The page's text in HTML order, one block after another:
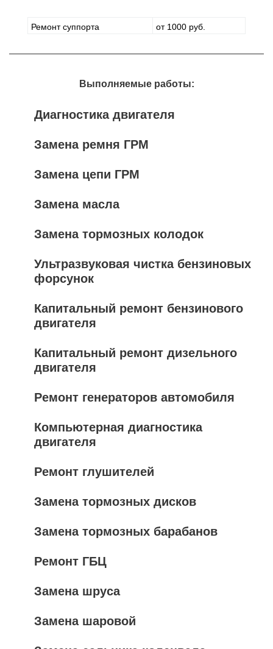
Ремонт суппорта от 1000 руб.
Выполняемые работы:
Диагностика двигателя
Замена ремня ГРМ
Замена цепи ГРМ
Замена масла
Замена тормозных колодок
Ультразвуковая чистка бензиновых
форсунок
Капитальный ремонт бензинового
двигателя
Капитальный ремонт дизельного
двигателя
Ремонт генераторов автомобиля
Компьютерная диагностика
двигателя
Ремонт глушителей
Замена тормозных дисков
Замена тормозных барабанов
Ремонт ГБЦ
Замена шруса
Замена шаровой